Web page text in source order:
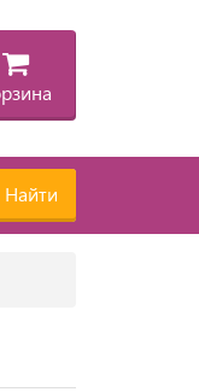
Найти